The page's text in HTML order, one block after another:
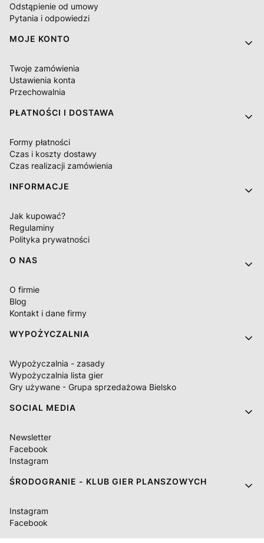
Odstąpienie od umowy
Pytania i odpowiedzi
MOJE KONTO
Twoje zamówienia
Ustawienia konta
Przechowalnia
PŁATNOŚCI I DOSTAWA
Formy płatności
Czas i koszty dostawy
Czas realizacji zamówienia
INFORMACJE
Jak kupować?
Regulaminy
Polityka prywatności
O NAS
O firmie
Blog
Kontakt i dane firmy
WYPOŻYCZALNIA
Wypożyczalnia - zasady
Wypożyczalnia lista gier
Gry używane - Grupa sprzedażowa Bielsko
SOCIAL MEDIA
Newsletter
Facebook
Instagram
ŚRODOGRANIE - KLUB GIER PLANSZOWYCH
Instagram
Facebook